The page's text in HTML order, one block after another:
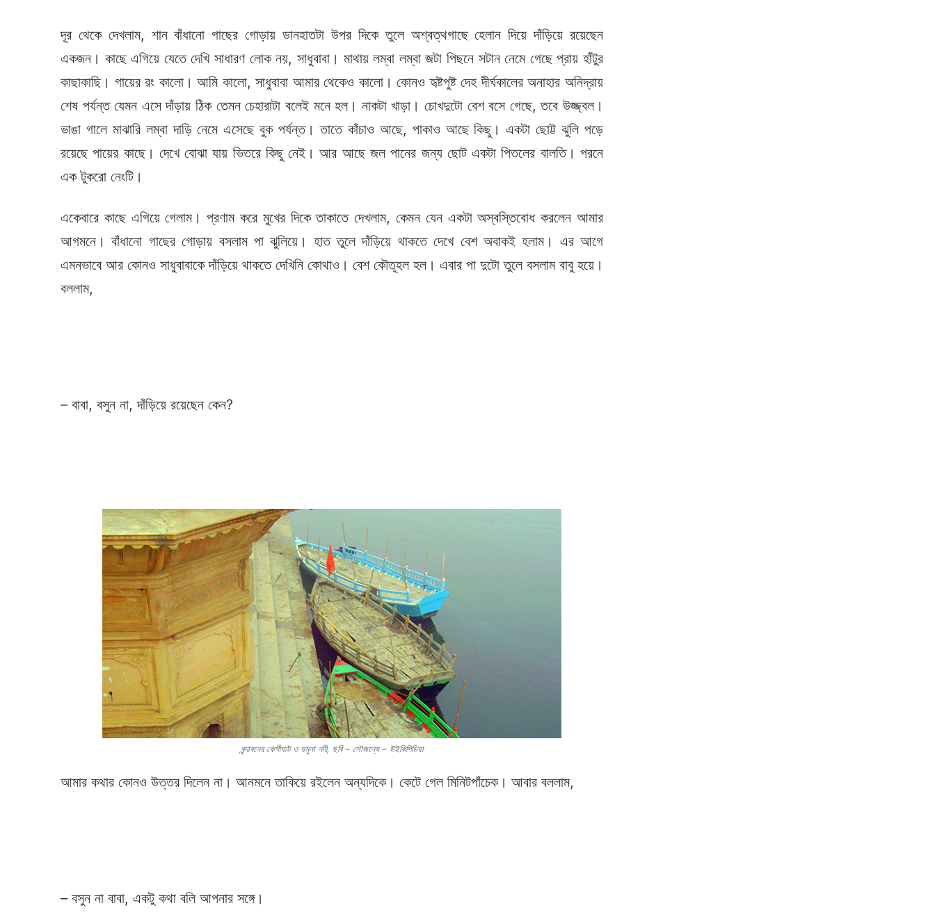
দূর থেকে দেখলাম, শান বাঁধানো গাছের গোড়ায় ডানহাতটা উপর দিকে তুলে অশ্বত্থগাছে হেলান দিয়ে দাঁড়িয়ে রয়েছেন
একজন। কাছে এগিয়ে যেতে দেখি সাধারণ লোক নয়, সাধুবাবা। মাথায় লম্বা লম্বা জটা পিছনে সটান নেমে গেছে প্রায় হাঁটুর
কাছাকাছি। গায়ের রং কালো। আমি কালো, সাধুবাবা আমার থেকেও কালো। কোনও হৃষ্টপুষ্ট দেহ দীর্ঘকালের অনাহার অনিদ্রায়
শেষ পর্যন্ত যেমন এসে দাঁড়ায় ঠিক তেমন চেহারাটা বলেই মনে হল। নাকটা খাড়া। চোখদুটো বেশ বসে গেছে, তবে উজ্জ্বল।
ভাঙা গালে মাঝারি লম্বা দাড়ি নেমে এসেছে বুক পর্যন্ত। তাতে কাঁচাও আছে, পাকাও আছে কিছু। একটা ছোট্ট ঝুলি পড়ে
রয়েছে পায়ের কাছে। দেখে বোঝা যায় ভিতরে কিছু নেই। আর আছে জল পানের জন্য ছোট একটা পিতলের বালতি। পরনে
এক টুকরো নেংটি।
একেবারে কাছে এগিয়ে গেলাম। প্রণাম করে মুখের দিকে তাকাতে দেখলাম, কেমন যেন একটা অস্বস্তিবোধ করলেন আমার
আগমনে। বাঁধানো গাছের গোড়ায় বসলাম পা ঝুলিয়ে। হাত তুলে দাঁড়িয়ে থাকতে দেখে বেশ অবাকই হলাম। এর আগে
এমনভাবে আর কোনও সাধুবাবাকে দাঁড়িয়ে থাকতে দেখিনি কোথাও। বেশ কৌতূহল হল। এবার পা দুটো তুলে বসলাম বাবু হয়ে।
বললাম,
– বাবা, বসুন না, দাঁড়িয়ে রয়েছেন কেন?
বৃন্দাবনের কেশীঘাট ও যমুনা নদী, ছবি – সৌজন্যে – উইকিপিডিয়া
আমার কথার কোনও উত্তর দিলেন না। আনমনে তাকিয়ে রইলেন অন্যদিকে। কেটে গেল মিনিটপাঁচেক। আবার বললাম,
– বসুন না বাবা, একটু কথা বলি আপনার সঙ্গে।